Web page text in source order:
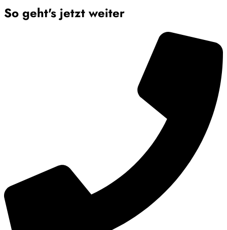
So geht's jetzt weiter